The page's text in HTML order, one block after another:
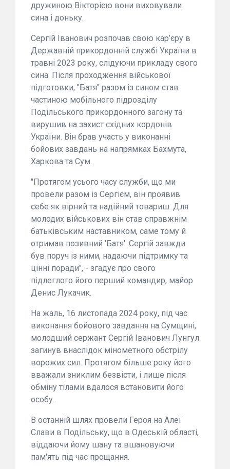
дружиною Вікторією вони виховували
сина і доньку.
Сергій Іванович розпочав свою кар’єру в
Державній прикордонній службі України в
травні 2023 року, слідуючи прикладу свого
сина. Після проходження військової
підготовки, "Батя" разом із сином став
частиною мобільного підрозділу
Подільського прикордонного загону та
вирушив на захист східних кордонів
України. Він брав участь у виконанні
бойових завдань на напрямках Бахмута,
Харкова та Сум.
"Протягом усього часу служби, що ми
провели разом із Сергієм, він проявив
себе як вірний та надійний товариш. Для
молодих військових він став справжнім
батьківським наставником, саме тому й
отримав позивний 'Батя'. Сергій завжди
був поруч із ними, надаючи підтримку та
цінні поради", - згадує про свого
підлеглого його перший командир, майор
Денис Лукачик.
На жаль, 16 листопада 2024 року, під час
виконання бойового завдання на Сумщині,
молодший сержант Сергій Іванович Лунгул
загинув внаслідок мінометного обстрілу
ворожих сил. Протягом більше року його
вважали зниклим безвісти, і лише після
обміну тілами вдалося встановити його
особу.
В останній шлях провели Героя на Алеї
Слави в Подільську, що в Одеській області,
віддаючи йому шану та вшановуючи
пам'ять під час прощання.